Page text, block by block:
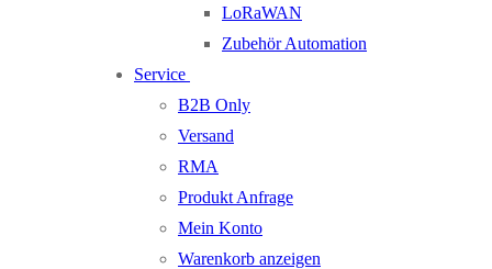
LoRaWAN
Zubehör Automation
Service
B2B Only
Versand
RMA
Produkt Anfrage
Mein Konto
Warenkorb anzeigen